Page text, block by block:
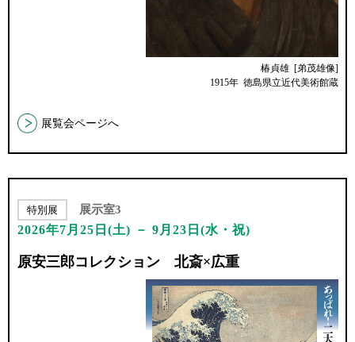
椿貞雄 [弟茂雄像]
1915年 徳島県立近代美術館蔵
展覧会ページへ
特別展 展示室3
2026年7月25日(土) － 9月23日(水・祝)
原安三郎コレクション 北斎×広重